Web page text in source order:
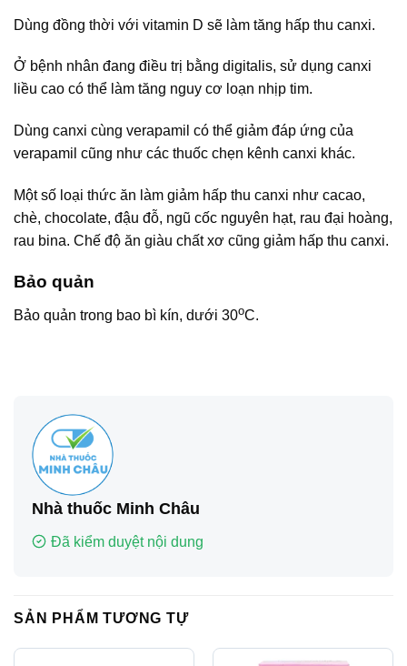
Dùng đồng thời với vitamin D sẽ làm tăng hấp thu canxi.
Ở bệnh nhân đang điều trị bằng digitalis, sử dụng canxi
liều cao có thể làm tăng nguy cơ loạn nhịp tim.
Dùng canxi cùng verapamil có thể giảm đáp ứng của
verapamil cũng như các thuốc chẹn kênh canxi khác.
Một số loại thức ăn làm giảm hấp thu canxi như cacao,
chè, chocolate, đậu đỗ, ngũ cốc nguyên hạt, rau đại hoàng,
rau bina. Chế độ ăn giàu chất xơ cũng giảm hấp thu canxi.
Bảo quản
Bảo quản trong bao bì kín, dưới 30oC.
Nhà thuốc Minh Châu
Đã kiểm duyệt nội dung
SẢN PHẨM TƯƠNG TỰ